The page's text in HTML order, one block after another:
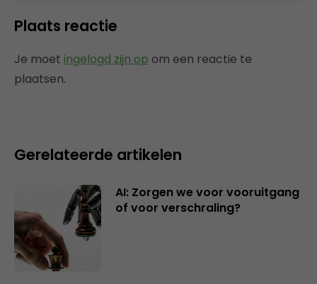
Plaats reactie
Je moet ingelogd zijn op om een reactie te
plaatsen.
Gerelateerde artikelen
AI: Zorgen we voor vooruitgang
of voor verschraling?